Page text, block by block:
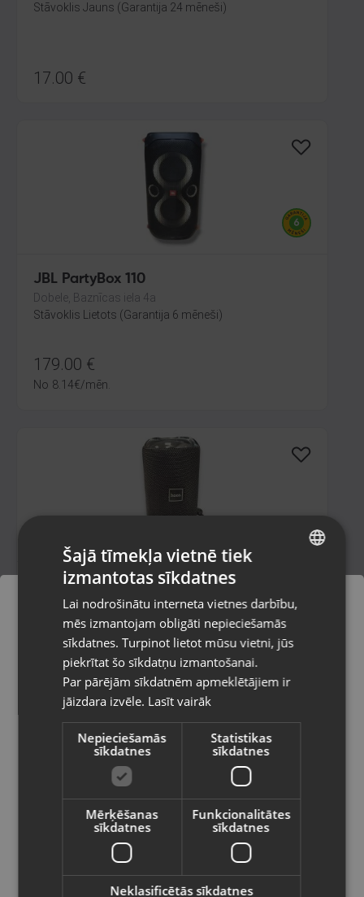
Stāvoklis Jauns (Garantija 24 mēneši)
17.00 €
JBL PartyBox 110
Dobele, Baznīcas iela 4a
Stāvoklis Lietots (Garantija 6 mēneši)
179.00 €
No 8.14€/mēn.
Hoco HC1
Rīga, Aleksandra Čaka iela 70
Stāvoklis Jauns (Garantija 24 mēneši)
10.00€
Havit SK801BT
Pasūtījumi tiks piegādāti uz
izvēlēto valsti
Vietnes saturs būs attēlots izvēlētajā
valodā
Valsts
Latviešu / Latvian
RUSSIAN
Šajā tīmekļa vietnē tiek
izmantotas sīkdatnes
Lai nodrošinātu interneta vietnes darbību,
mēs izmantojam obligāti nepieciešamās
sīkdatnes. Turpinot lietot mūsu vietni, jūs
piekrītat šo sīkdatņu izmantošanai.
Par pārējām sīkdatnēm apmeklētājiem ir
jāizdara izvēle. Lasīt vairāk
Nepieciešamās
sīkdatnes
Statistikas
sīkdatnes
Mērķēšanas
sīkdatnes
Funkcionalitātes
sīkdatnes
Neklasificētās sīkdatnes